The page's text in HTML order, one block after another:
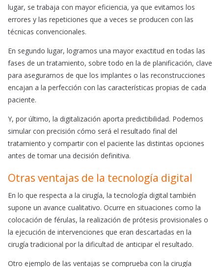
lugar, se trabaja con mayor eficiencia, ya que evitamos los
errores y las repeticiones que a veces se producen con las
técnicas convencionales.
En segundo lugar, logramos una mayor exactitud en todas las
fases de un tratamiento, sobre todo en la de planificación, clave
para asegurarnos de que los implantes o las reconstrucciones
encajan a la perfección con las características propias de cada
paciente.
Y, por último, la digitalización aporta predictibilidad. Podemos
simular con precisión cómo será el resultado final del
tratamiento y compartir con el paciente las distintas opciones
antes de tomar una decisión definitiva.
Otras ventajas de la tecnología digital
En lo que respecta a la cirugía, la tecnología digital también
supone un avance cualitativo. Ocurre en situaciones como la
colocación de férulas, la realización de prótesis provisionales o
la ejecución de intervenciones que eran descartadas en la
cirugía tradicional por la dificultad de anticipar el resultado.
Otro ejemplo de las ventajas se comprueba con la cirugía